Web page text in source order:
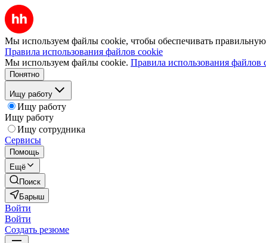
Мы используем файлы cookie, чтобы обеспечивать правильную
Правила использования файлов cookie
Мы используем файлы cookie. Правила использования файлов
Понятно
Ищу работу
Ищу работу
Ищу работу
Ищу сотрудника
Сервисы
Помощь
Ещё
Поиск
Барыш
Войти
Войти
Создать резюме